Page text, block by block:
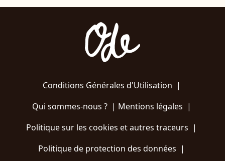
Conditions Générales d'Utilisation |
Qui sommes-nous ?| Mentions légales |
Politique sur les cookies et autres traceurs |
Politique de protection des données |